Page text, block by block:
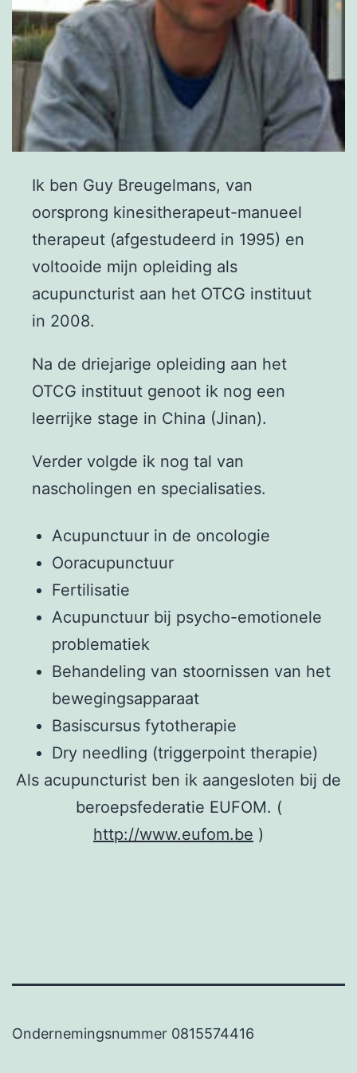
Ik ben Guy Breugelmans, van
oorsprong kinesitherapeut-manueel
therapeut (afgestudeerd in 1995) en
voltooide mijn opleiding als
acupuncturist aan het OTCG instituut
in 2008.
Na de driejarige opleiding aan het
OTCG instituut genoot ik nog een
leerrijke stage in China (Jinan).
Verder volgde ik nog tal van
nascholingen en specialisaties.
Acupunctuur in de oncologie
Ooracupunctuur
Fertilisatie
Acupunctuur bij psycho-emotionele
problematiek
Behandeling van stoornissen van het
bewegingsapparaat
Basiscursus fytotherapie
Dry needling (triggerpoint therapie)
Als acupuncturist ben ik aangesloten bij de
beroepsfederatie EUFOM. (
http://www.eufom.be )
Ondernemingsnummer 0815574416